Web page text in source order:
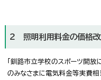
2 照明利用料金の価格改
「釧路市立学校のスポーツ開放
のみなさまに電気料金等実費相